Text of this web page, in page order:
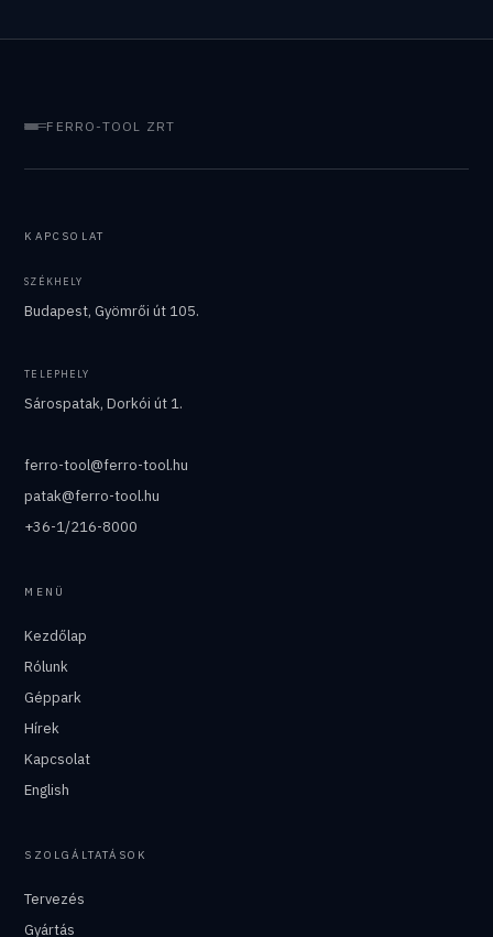
FERRO-TOOL ZRT
KAPCSOLAT
SZÉKHELY
Budapest, Gyömrői út 105.
TELEPHELY
Sárospatak, Dorkói út 1.
ferro-tool@ferro-tool.hu
patak@ferro-tool.hu
+36-1/216-8000
MENÜ
Kezdőlap
Rólunk
Géppark
Hírek
Kapcsolat
English
SZOLGÁLTATÁSOK
Tervezés
Gyártás